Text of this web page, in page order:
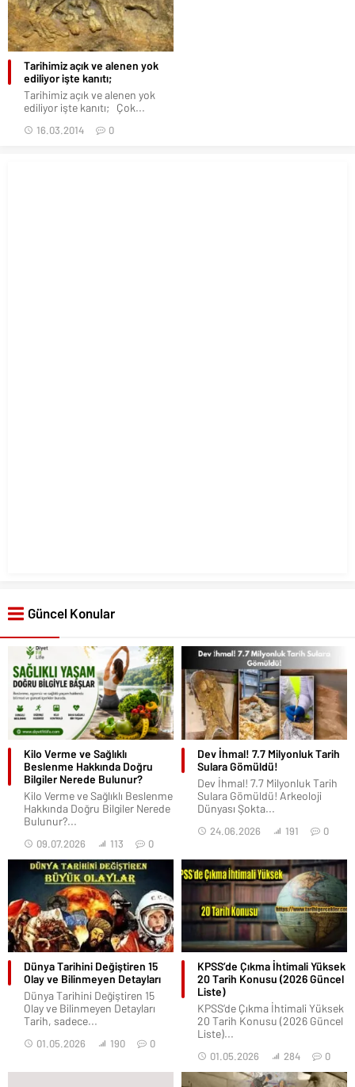
Tarihimiz açık ve alenen yok
ediliyor işte kanıtı;
Tarihimiz açık ve alenen yok
ediliyor işte kanıtı; Çok...
16.03.2014 0
Güncel Konular
Kilo Verme ve Sağlıklı
Beslenme Hakkında Doğru
Bilgiler Nerede Bulunur?
Kilo Verme ve Sağlıklı Beslenme
Hakkında Doğru Bilgiler Nerede
Bulunur?...
09.07.2026 113 0
Dev İhmal! 7.7 Milyonluk Tarih
Sulara Gömüldü!
Dev İhmal! 7.7 Milyonluk Tarih
Sulara Gömüldü! Arkeoloji
Dünyası Şokta...
24.06.2026 191 0
Dünya Tarihini Değiştiren 15
Olay ve Bilinmeyen Detayları
Dünya Tarihini Değiştiren 15
Olay ve Bilinmeyen Detayları
Tarih, sadece...
01.05.2026 190 0
KPSS’de Çıkma İhtimali Yüksek
20 Tarih Konusu (2026 Güncel
Liste)
KPSS’de Çıkma İhtimali Yüksek
20 Tarih Konusu (2026 Güncel
Liste)...
01.05.2026 284 0